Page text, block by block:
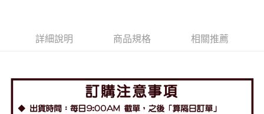
詳細說明 商品規格 相關推薦